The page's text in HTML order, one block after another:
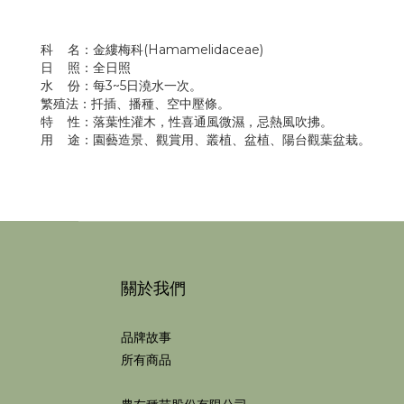
科 名：金縷梅科(Hamamelidaceae)
日 照：全日照
水 份：每3~5日澆水一次。
繁殖法：扦插、播種、空中壓條。
特 性：落葉性灌木，性喜通風微濕，忌熱風吹拂。
用 途：園藝造景、觀賞用、叢植、盆植、陽台觀葉盆栽。
關於我們
品牌故事
所有商品